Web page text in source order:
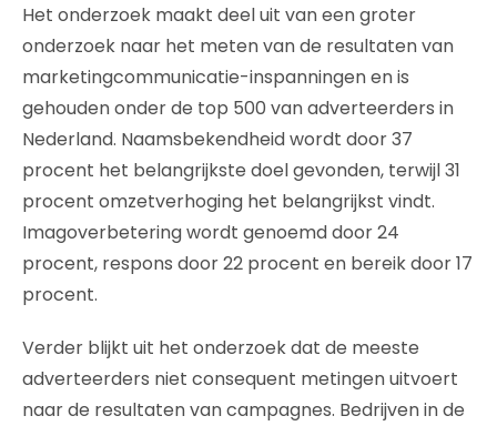
Het onderzoek maakt deel uit van een groter
onderzoek naar het meten van de resultaten van
marketingcommunicatie-inspanningen en is
gehouden onder de top 500 van adverteerders in
Nederland. Naamsbekendheid wordt door 37
procent het belangrijkste doel gevonden, terwijl 31
procent omzetverhoging het belangrijkst vindt.
Imagoverbetering wordt genoemd door 24
procent, respons door 22 procent en bereik door 17
procent.
Verder blijkt uit het onderzoek dat de meeste
adverteerders niet consequent metingen uitvoert
naar de resultaten van campagnes. Bedrijven in de